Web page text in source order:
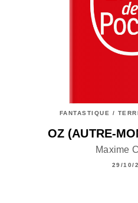
FANTASTIQUE /
OZ (AUTRE-
Maxime
29/10/